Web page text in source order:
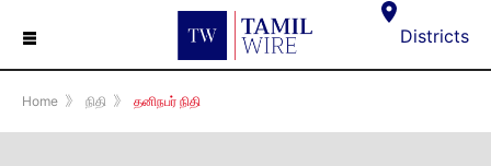
☰ Districts
Home 》 நிதி 》 தனிநபர் நிதி